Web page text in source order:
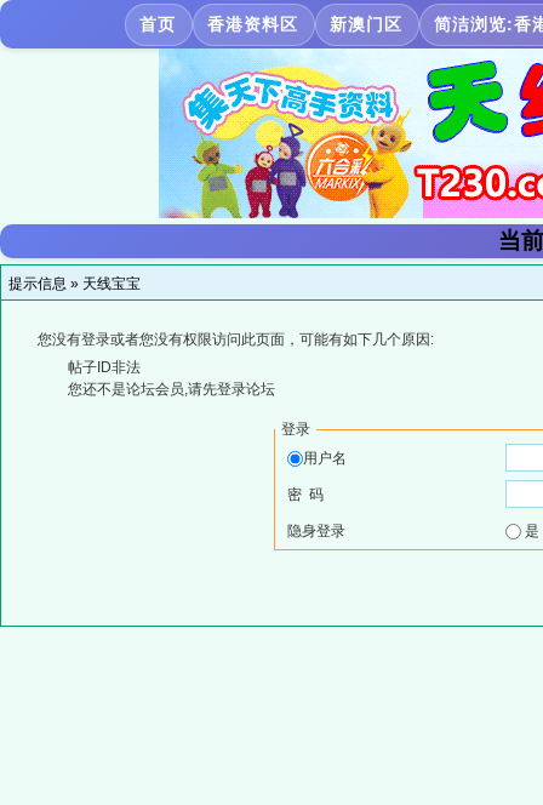
首页 香港资料区 新澳门区 简洁浏览:香
当
提示信息 » 天线宝宝
您没有登录或者您没有权限访问此页面，可能有如下几个原因:
帖子ID非法
您还不是论坛会员,请先登录论坛
登录
用户名
密 码
隐身登录